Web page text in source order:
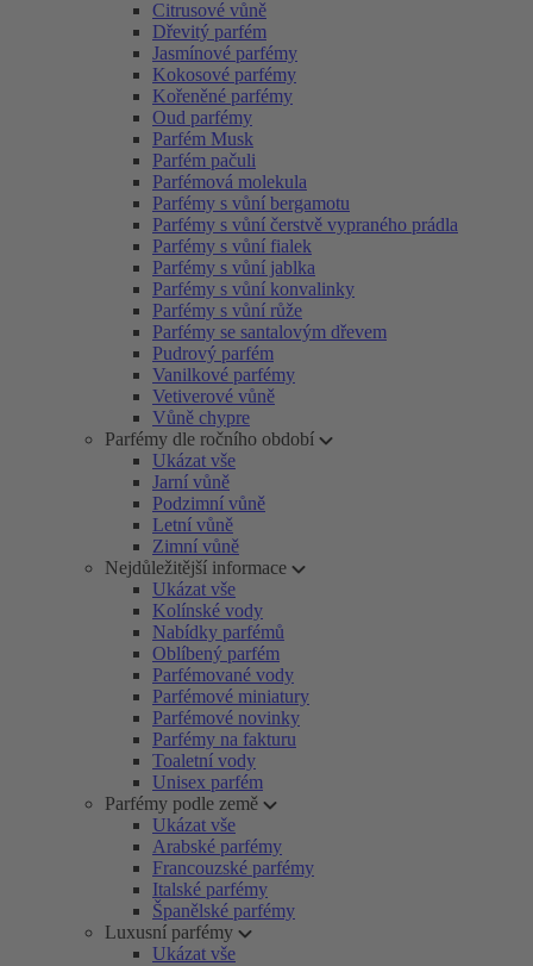
Citrusové vůně
Dřevitý parfém
Jasmínové parfémy
Kokosové parfémy
Kořeněné parfémy
Oud parfémy
Parfém Musk
Parfém pačuli
Parfémová molekula
Parfémy s vůní bergamotu
Parfémy s vůní čerstvě vypraného prádla
Parfémy s vůní fialek
Parfémy s vůní jablka
Parfémy s vůní konvalinky
Parfémy s vůní růže
Parfémy se santalovým dřevem
Pudrový parfém
Vanilkové parfémy
Vetiverové vůně
Vůně chypre
Parfémy dle ročního období
Ukázat vše
Jarní vůně
Podzimní vůně
Letní vůně
Zimní vůně
Nejdůležitější informace
Ukázat vše
Kolínské vody
Nabídky parfémů
Oblíbený parfém
Parfémované vody
Parfémové miniatury
Parfémové novinky
Parfémy na fakturu
Toaletní vody
Unisex parfém
Parfémy podle země
Ukázat vše
Arabské parfémy
Francouzské parfémy
Italské parfémy
Španělské parfémy
Luxusní parfémy
Ukázat vše